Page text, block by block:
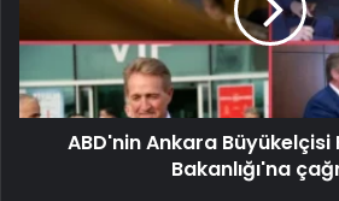
ABD'nin Ankara Büyükelçisi
Bakanlığı'na